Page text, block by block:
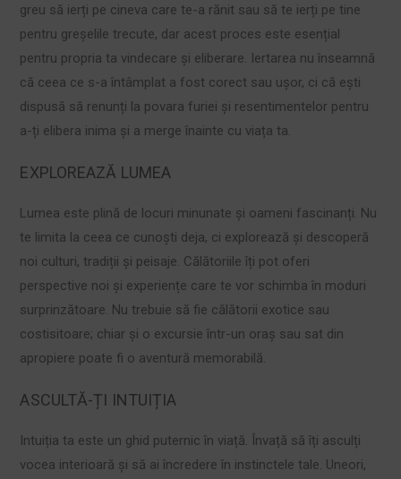
greu să ierți pe cineva care te-a rănit sau să te ierți pe tine
pentru greșelile trecute, dar acest proces este esențial
pentru propria ta vindecare și eliberare. Iertarea nu înseamnă
că ceea ce s-a întâmplat a fost corect sau ușor, ci că ești
dispusă să renunți la povara furiei și resentimentelor pentru
a-ți elibera inima și a merge înainte cu viața ta.
EXPLOREAZĂ LUMEA
Lumea este plină de locuri minunate și oameni fascinanți. Nu
te limita la ceea ce cunoști deja, ci explorează și descoperă
noi culturi, tradiții și peisaje. Călătoriile îți pot oferi
perspective noi și experiențe care te vor schimba în moduri
surprinzătoare. Nu trebuie să fie călătorii exotice sau
costisitoare; chiar și o excursie într-un oraș sau sat din
apropiere poate fi o aventură memorabilă.
ASCULTĂ-ȚI INTUIȚIA
Intuiția ta este un ghid puternic în viață. Învață să îți asculți
vocea interioară și să ai încredere în instinctele tale. Uneori,